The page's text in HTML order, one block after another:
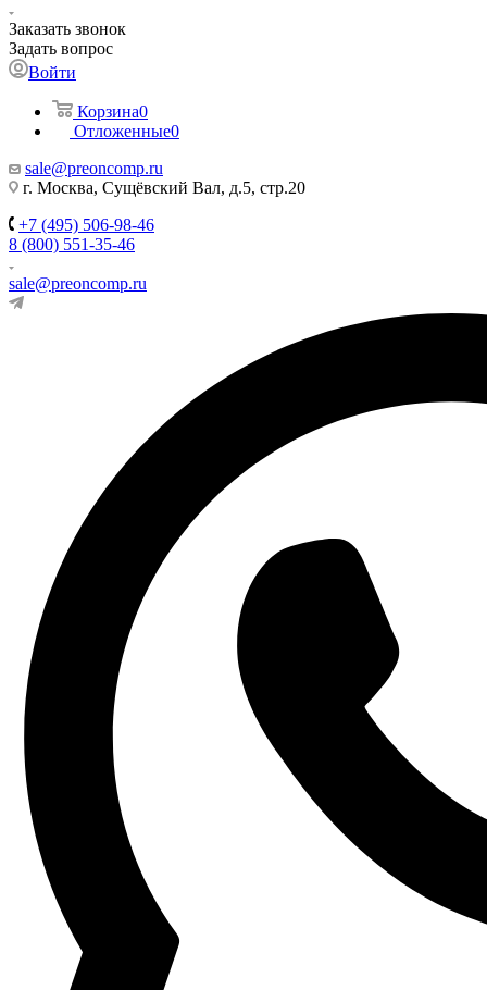
Заказать звонок
Задать вопрос
Войти
Корзина0
Отложенные0
sale@preoncomp.ru
г. Москва, Сущёвский Вал, д.5, стр.20
+7 (495) 506-98-46
8 (800) 551-35-46
sale@preoncomp.ru